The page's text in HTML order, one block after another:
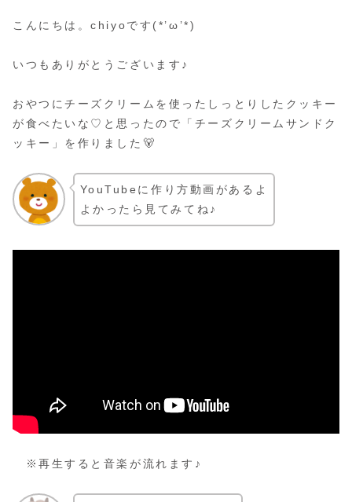
こんにちは。chiyoです(*’ω’*)
いつもありがとうございます♪
おやつにチーズクリームを使ったしっとりしたクッキー
が食べたいな♡と思ったので「チーズクリームサンドク
ッキー」を作りました🐻
YouTubeに作り方動画があるよ
よかったら見てみてね♪
※再生すると音楽が流れます♪